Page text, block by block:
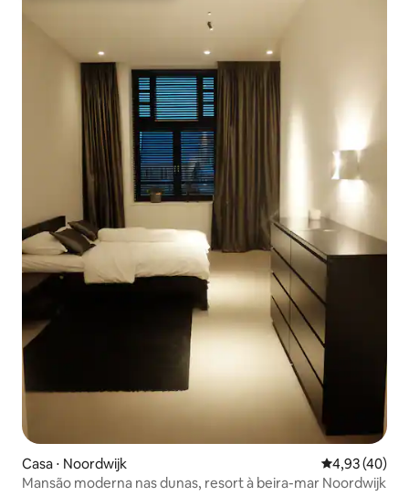
Casa ⋅ Noordwijk 4,93 de uma
4,93 (40)
Mansão moderna nas dunas, resort à beira-mar Noordwijk